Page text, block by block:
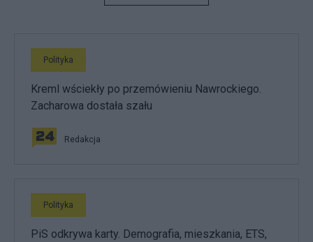
Polityka
Kreml wściekły po przemówieniu Nawrockiego.
Zacharowa dostała szału
Redakcja
Polityka
PiS odkrywa karty. Demografia, mieszkania, ETS,